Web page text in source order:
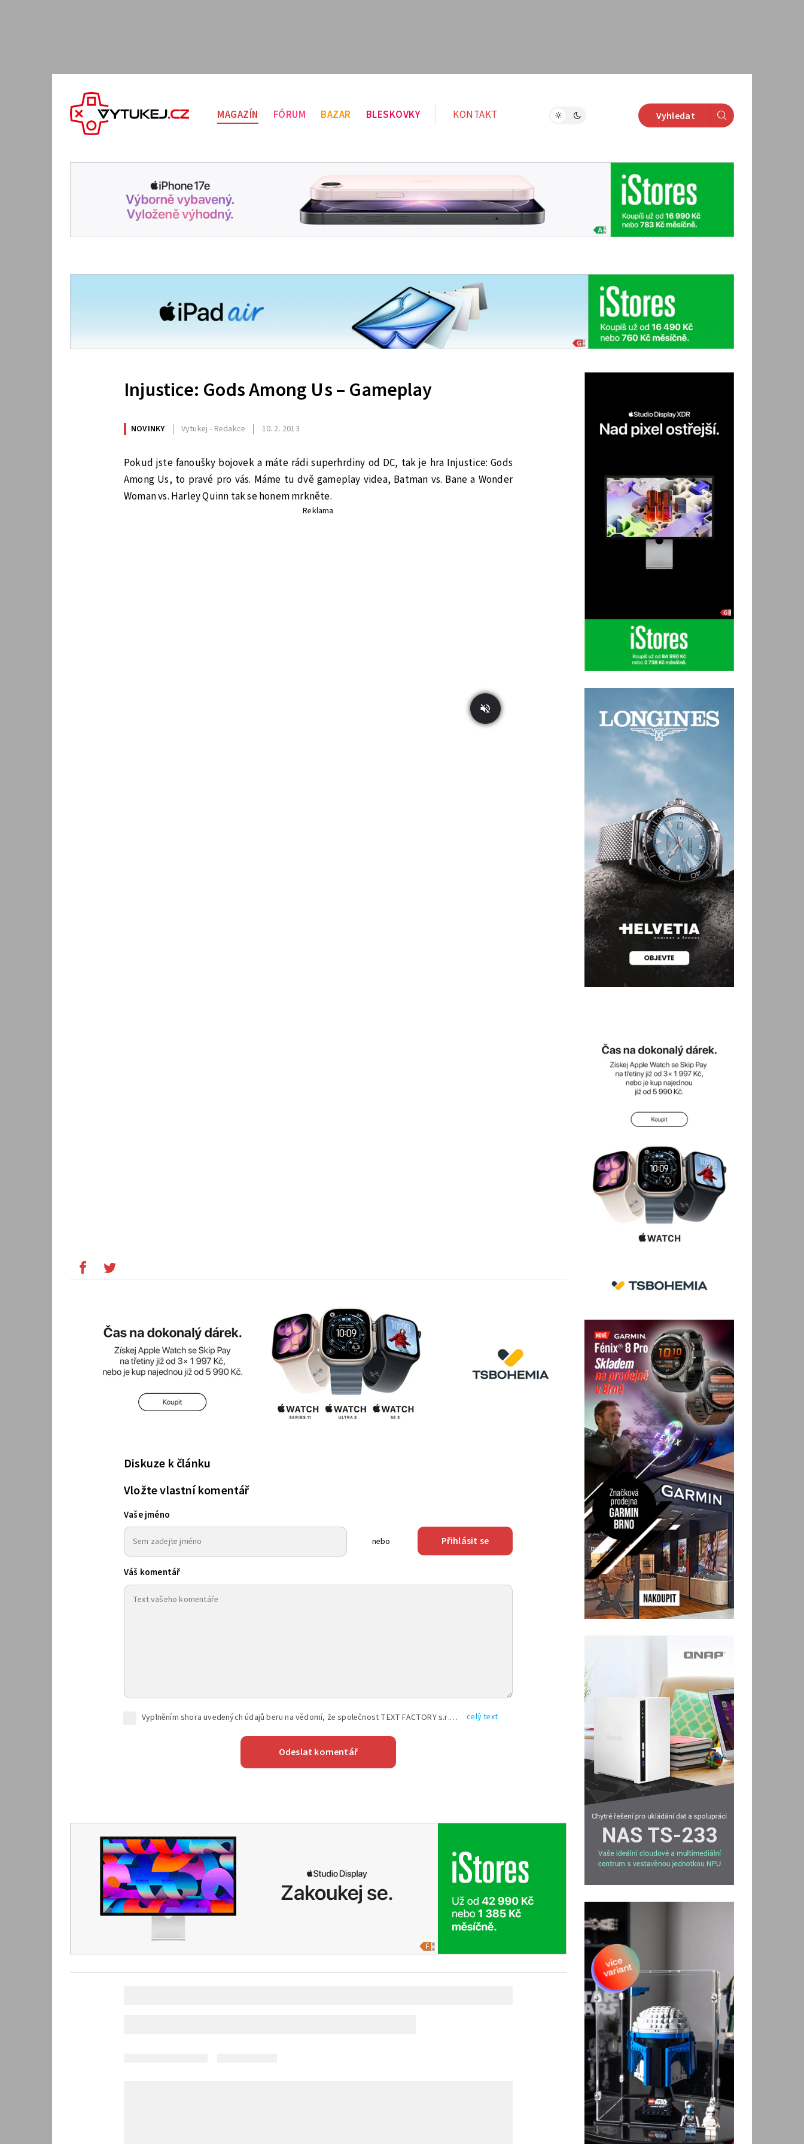
MAGAZÍN FÓRUM BAZAR BLESKOVKY KONTAKT Vyhledat
Injustice: Gods Among Us – Gameplay
NOVINKY Vytukej - Redakce 10. 2. 2013
Pokud jste fanoušky bojovek a máte rádi superhrdiny od DC, tak je hra Injustice: Gods
Among Us, to pravé pro vás. Máme tu dvě gameplay videa, Batman vs. Bane a Wonder
Woman vs. Harley Quinn tak se honem mrkněte.
Reklama
Diskuze k článku
Vložte vlastní komentář
Vaše jméno
nebo Přihlásit se
Váš komentář
Vyplněním shora uvedených údajů beru na vědomí, že společnost TEXT FACTORY s.r.o., sídlem Brno, Durďákova 336/29, Černá Pole, PSČ: 613 00, IČ: 06157831, zapsané u Krajského soudu v Brně, oddíl C, vložka 100399, bude zpracovávat mé osobní údaje uvedené v rámci mnou vyplněného registračního formuláře na základě oprávněných zájmů TEXT FACTORY s.r.o. dle čl. 6 odst. 1 písm. f) GDPR a pro splnění právních povinností (čl. 6 odst. 1 písm. c) GDPR), a to pro tyto účely: nezbytnost zajistit oprávnění návštěvníka webových stránek provozovaných společností TEXT FACTORY s.r.o. přispívat aktivně ke zveřejněným článkům nebo v rámci diskusních fór a výkon práv TEXT FACTORY s.r.o. jako administrátora těchto diskusních fór. Více informací o zpracování osobních údajů a právech lze nalézt v celý text